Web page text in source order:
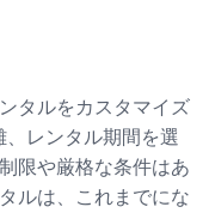
タルをカスタマイズ
、レンタル期間を選
限や厳格な条件はあ
ルは、これまでにな